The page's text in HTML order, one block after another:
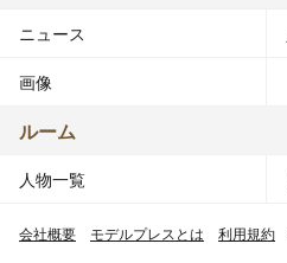
ニュース
画像
ルーム
人物一覧
会社概要 モデルプレスとは 利用規約